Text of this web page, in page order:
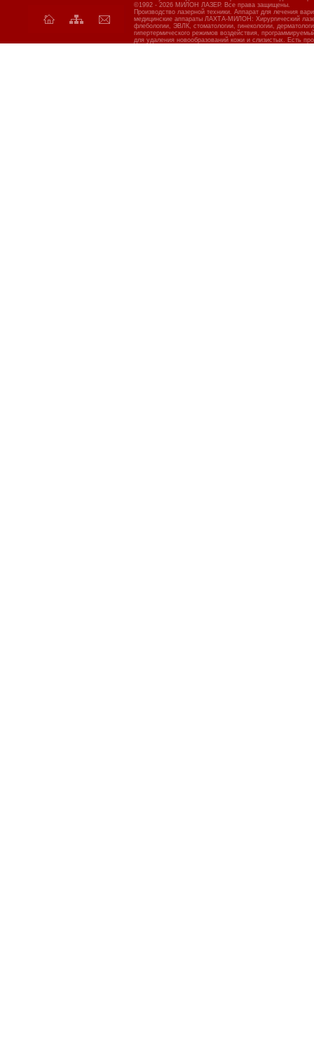
©1992 - 2026 МИЛОН ЛАЗЕР. Все права защищены.
Производство лазерной техники. Аппарат для лечения
медицинские аппараты ЛАХТА-МИЛОН: Хирургический
флебологии, ЭВЛК, стоматологии, гинекологии,
гипертермического режимов воздействия,
для удаления новообразований кожи и слизистых. Есть